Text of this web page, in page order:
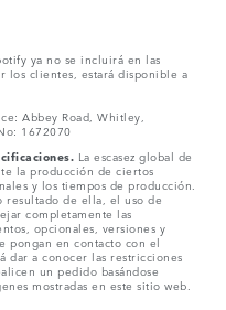
ya no se incluirá en las
los clientes, estará disponible a
Abbey Road, Whitley,
1672070
La escasez global de
la producción de ciertos
y los tiempos de producción.
resultado de ella, el uso de
completamente las
opcionales, versiones y
pongan en contacto con el
a conocer las restricciones
un pedido basándose
mostradas en este sitio web.